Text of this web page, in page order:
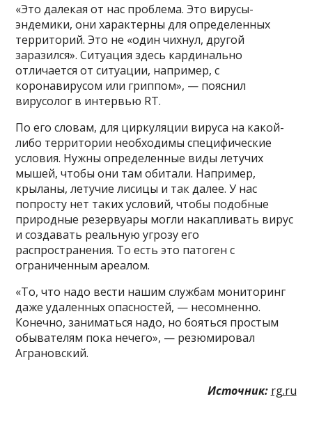
«Это далекая от нас проблема. Это вирусы-
эндемики, они характерны для определенных
территорий. Это не «один чихнул, другой
заразился». Ситуация здесь кардинально
отличается от ситуации, например, с
коронавирусом или гриппом», — пояснил
вирусолог в интервью RT.
По его словам, для циркуляции вируса на какой-
либо территории необходимы специфические
условия. Нужны определенные виды летучих
мышей, чтобы они там обитали. Например,
крыланы, летучие лисицы и так далее. У нас
попросту нет таких условий, чтобы подобные
природные резервуары могли накапливать вирус
и создавать реальную угрозу его
распространения. То есть это патоген с
ограниченным ареалом.
«То, что надо вести нашим службам мониторинг
даже удаленных опасностей, — несомненно.
Конечно, заниматься надо, но бояться простым
обывателям пока нечего», — резюмировал
Аграновский.
Источник: rg.ru